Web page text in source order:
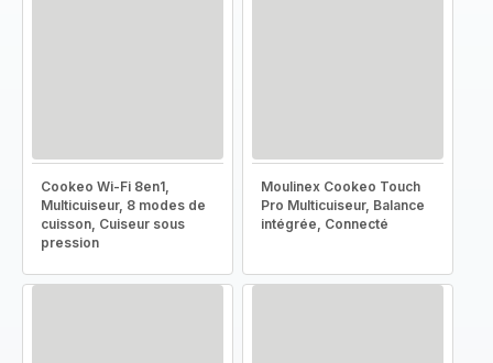
Cookeo Wi-Fi 8en1,
Multicuiseur, 8 modes de
cuisson, Cuiseur sous
pression
Moulinex Cookeo Touch
Pro Multicuiseur, Balance
intégrée, Connecté